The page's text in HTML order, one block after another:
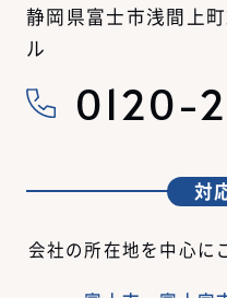
静岡県富士市浅間上
ル
0120-
対
会社の所在地を中心に